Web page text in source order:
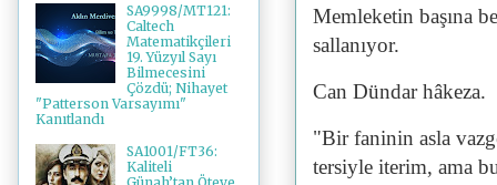
Memleketin başına
sallanıyor.
Can Dündar hâkeza.
"Bir faninin asla
tersiyle iterim, ama
SA9998/MT121:
Caltech
Matematikçileri
19. Yüzyıl Sayı
Bilmecesini
Çözdü; Nihayet
"Patterson Varsayımı"
Kanıtlandı
SA1001/FT36:
Kaliteli